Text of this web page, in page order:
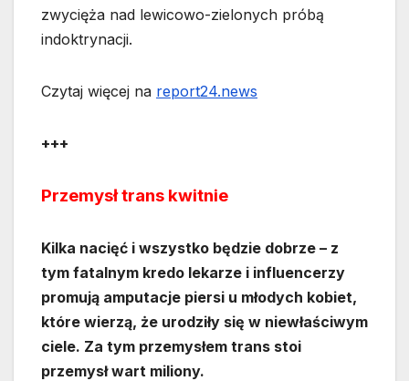
zwycięża nad lewicowo-zielonych próbą
indoktrynacji.
Czytaj więcej na report24.news
+++
Przemysł trans kwitnie
Kilka nacięć i wszystko będzie dobrze – z
tym fatalnym kredo lekarze i influencerzy
promują amputacje piersi u młodych kobiet,
które wierzą, że urodziły się w niewłaściwym
ciele. Za tym przemysłem trans stoi
przemysł wart miliony.